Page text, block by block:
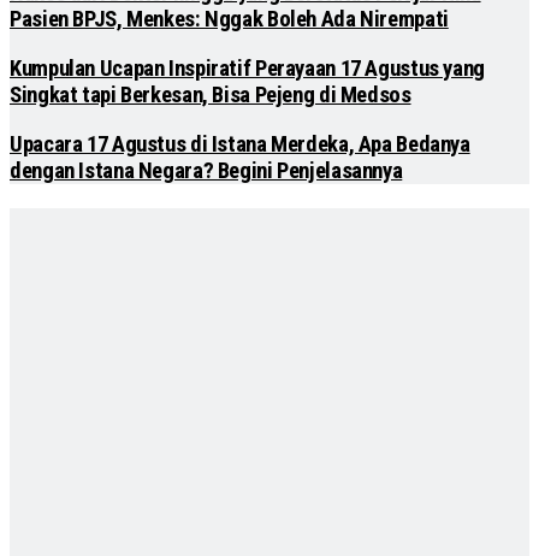
Pasien BPJS, Menkes: Nggak Boleh Ada Nirempati
Kumpulan Ucapan Inspiratif Perayaan 17 Agustus yang
Singkat tapi Berkesan, Bisa Pejeng di Medsos
Upacara 17 Agustus di Istana Merdeka, Apa Bedanya
dengan Istana Negara? Begini Penjelasannya